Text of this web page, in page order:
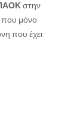
στην
που μόνο
που έχει